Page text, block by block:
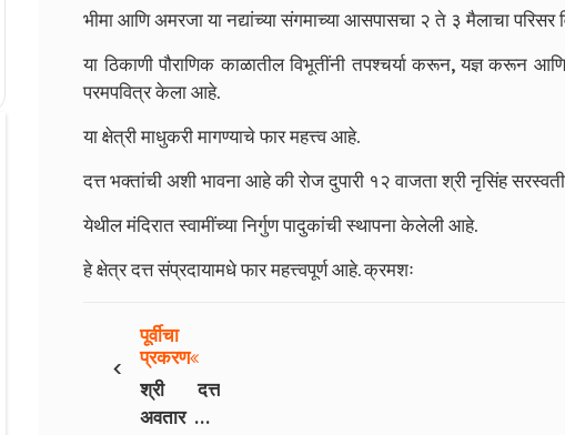
भीमा आणि अमरजा या नद्यांच्या संगमाच्या आसपासचा २ ते ३ मैलाचा परिसर
या ठिकाणी पौराणिक काळातील विभूतींनी तपश्चर्या करून, यज्ञ करून
परमपवित्र केला आहे.
या क्षेत्री माधुकरी मागण्याचे फार महत्त्व आहे.
दत्त भक्तांची अशी भावना आहे की रोज दुपारी १२ वाजता श्री नृसिंह सरस्वती
येथील मंदिरात स्वामींच्या निर्गुण पादुकांची स्थापना केलेली आहे.
हे क्षेत्र दत्त संप्रदायामधे फार महत्त्वपूर्ण आहे.क्रमशः
‹
पूर्वीचा
प्रकरण
श्री दत्त
अवतार भाग